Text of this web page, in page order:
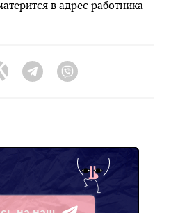
в адрес работника
Twitter Telegram